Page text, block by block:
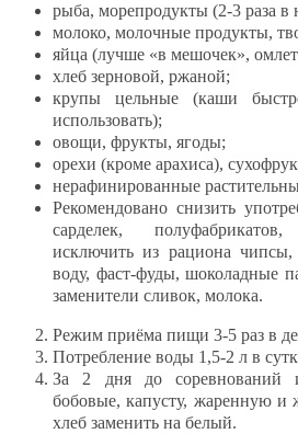
рыба, морепродукты (2-3 раза в
молоко, молочные продукты,
яйца (лучше «в мешочек»,
хлеб зерновой, ржаной;
крупы цельные (каши
использовать);
овощи, фрукты, ягоды;
орехи (кроме арахиса),
нерафинированные
Рекомендовано снизить
сарделек,
исключить из рациона
воду, фаст-фуды, шоколадные
заменители сливок, молока.
Режим приёма пищи 3-5 раз в
Потребление воды 1,5-2 л в
За 2 дня до соревнований
бобовые, капусту, жаренную
хлеб заменить на белый.